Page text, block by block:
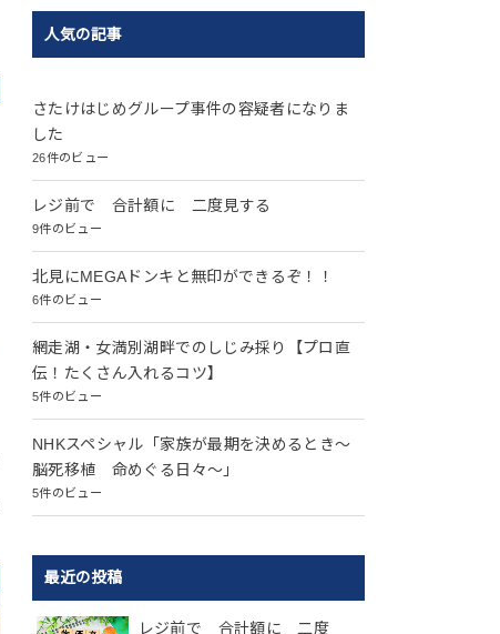
人気の記事
さたけはじめグループ事件の容疑者になりま
した
26件のビュー
レジ前で 合計額に 二度見する
9件のビュー
北見にMEGAドンキと無印ができるぞ！！
6件のビュー
網走湖・女満別湖畔でのしじみ採り【プロ直
伝！たくさん入れるコツ】
5件のビュー
NHKスペシャル「家族が最期を決めるとき～
脳死移植 命めぐる日々～」
5件のビュー
最近の投稿
レジ前で 合計額に 二度